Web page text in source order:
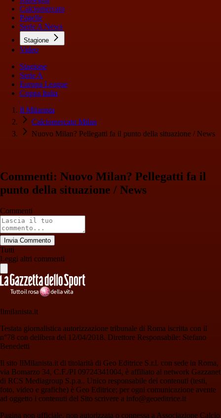
Calciomercato
Pagelle
Serie A News
Stagione
Video
Stagione
Serie A
Europa League
Coppa Italia
Il Milanista
Calciomercato Milan
Nuovo Milan? Pellegatti fa il punto della situazione / News
Commenti: Nuovo Milan? Pellegatti fa il
punto della situazione / News
Commenti
Invia Commento
Tutti
Leggi altri commenti
Ilmilanista.it
Testata giornalistica autorizzazione tribunale di Roma iscritta con il
n°78 con delibera del 12/04/2018. Direttore Responsabile: Stefano
Benedetti
Il sito IlMilanista.it di titolarità di Geo Editrice S.r.l. con sede in Roma,
via Bomarzo 34, C.F./PI 09724341004, è affiliato al network Gazzanet
di RCS Mediagroup S.p.a.. Unico responsabile dei contenuti (testi,
foto, video e grafiche) è Geo Editrice; per ogni comunicazione avente
ad oggetto i contenuti del Sito scrivere a info@geoeditrice.it
Pagina non ufficiale, non autorizzata o connessa a Associazione Calcio